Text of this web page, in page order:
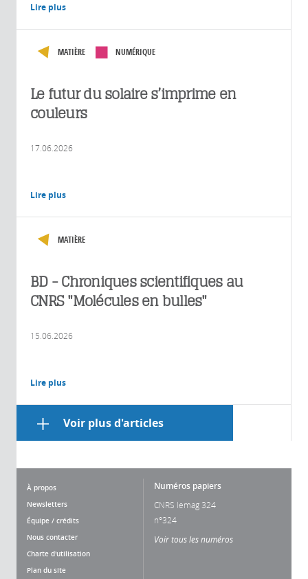
Lire plus
MATIÈRE NUMÉRIQUE
Le futur du solaire s’imprime en
couleurs
17.06.2026
Lire plus
MATIÈRE
BD - Chroniques scientifiques au
CNRS "Molécules en bulles"
15.06.2026
Lire plus
Voir plus d'articles
À propos
Newsletters
Équipe / crédits
Nous contacter
Charte d'utilisation
Plan du site
Numéros papiers
CNRS lemag 324
n°324
Voir tous les numéros